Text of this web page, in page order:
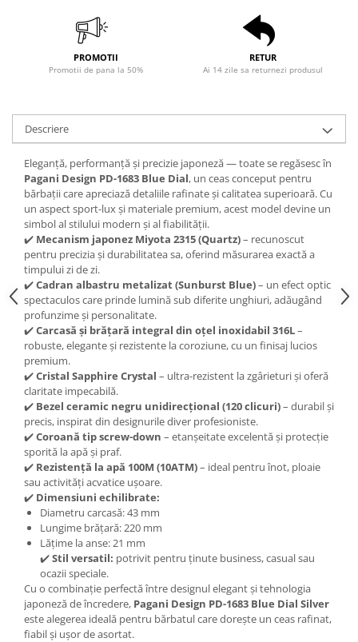
PROMOTII
Promotii de pana la 50%
RETUR
Ai 14 zile sa returnezi produsul
Descriere
Eleganță, performanță și precizie japoneză — toate se regăsesc în
Pagani Design PD-1683 Blue Dial, un ceas conceput pentru
bărbații care apreciază detaliile rafinate și calitatea superioară. Cu
un aspect sport-lux și materiale premium, acest model devine un
simbol al stilului modern și al fiabilității.
✔️ Mecanism japonez Miyota 2315 (Quartz)– recunoscut
pentru precizia și durabilitatea sa, oferind măsurarea exactă a
timpului zi de zi.
✔️Cadran albastru metalizat (Sunburst Blue)– un efect optic
spectaculos care prinde lumină sub diferite unghiuri, adăugând
profunzime și personalitate.
✔️Carcasă și brățară integral din oțel inoxidabil 316L–
robuste, elegante și rezistente la coroziune, cu un finisaj lucios
premium.
✔️Cristal Sapphire Crystal – ultra-rezistent la zgârieturi și oferă
claritate impecabilă.
✔️ Bezel ceramic negru unidirecțional (120 clicuri)– durabil și
precis, inspirat din designurile diver profesioniste.
✔️Coroană tip screw-down – etanșeitate excelentă și protecție
sporită la apă și praf.
✔️ Rezistență la apă 100M (10ATM)– ideal pentru înot, ploaie
sau activități acvatice ușoare.
✔️ Dimensiuni echilibrate:
Diametru carcasă: 43 mm
Lungime brățară: 220 mm
Lățime la anse: 21 mm
✔️Stil versatil: potrivit pentru ținute business, casual sau
ocazii speciale.
Cu o combinație perfectă între designul elegant și tehnologia
japoneză de încredere, Pagani Design PD-1683 Blue Dial Silver
este alegerea ideală pentru bărbatul care dorește un ceas rafinat,
fiabil și ușor de asortat.